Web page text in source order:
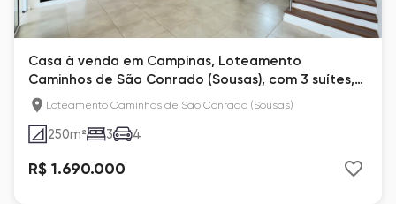
Casa à venda em Campinas, Loteamento
Caminhos de São Conrado (Sousas), com 3 suítes,
com 250 m²
Loteamento Caminhos de São Conrado (Sousas)
250m² 3 4
R$ 1.690.000